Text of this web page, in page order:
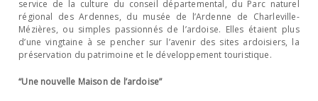
service de la culture du conseil départemental, du Parc naturel
régional des Ardennes, du musée de l’Ardenne de Charleville-
Mézières, ou simples passionnés de l’ardoise. Elles étaient plus
d’une vingtaine à se pencher sur l’avenir des sites ardoisiers, la
préservation du patrimoine et le développement touristique.
“Une nouvelle Maison de l’ardoise”